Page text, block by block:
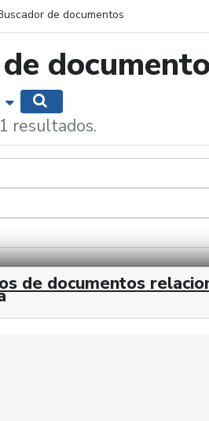
de documentos
Mostrar opciones de búsqueda
resultados.
de documentos